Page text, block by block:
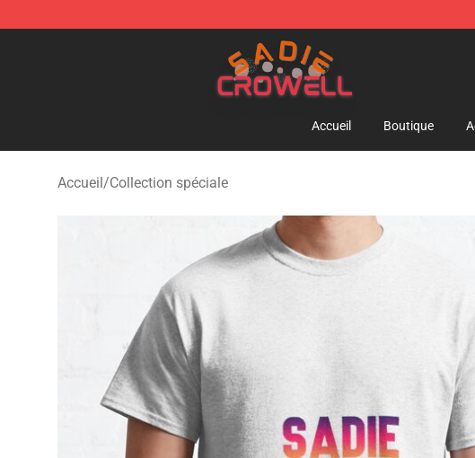
Sadie Crowell Store - Official Sadie Crowell Merchandise Shop
Accueil Boutique
Accueil/Collection spéciale